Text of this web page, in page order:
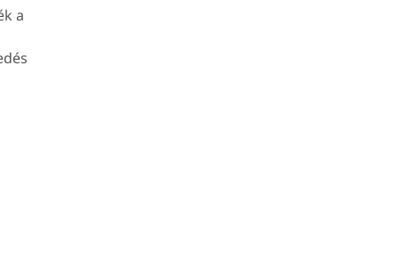
a